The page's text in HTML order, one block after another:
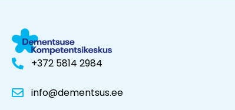
+372 5814 2984
info@dementsus.ee